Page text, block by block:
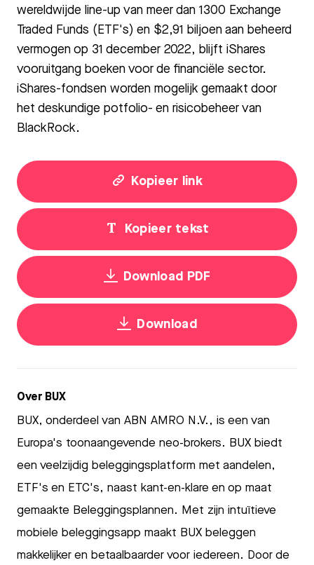
wereldwijde line-up van meer dan 1300 Exchange
Traded Funds (ETF's) en $2,91 biljoen aan beheerd
vermogen op 31 december 2022, blijft iShares
vooruitgang boeken voor de financiële sector.
iShares-fondsen worden mogelijk gemaakt door
het deskundige potfolio- en risicobeheer van
BlackRock.
Kopieer link
Kopieer tekst
Download PDF
Download
Over BUX
BUX, onderdeel van ABN AMRO N.V., is een van
Europa's toonaangevende neo-brokers. BUX biedt
een veelzijdig beleggingsplatform met aandelen,
ETF's en ETC's, naast kant-en-klare en op maat
gemaakte Beleggingsplannen. Met zijn intuïtieve
mobiele beleggingsapp maakt BUX beleggen
makkelijker en betaalbaarder voor iedereen. Door de